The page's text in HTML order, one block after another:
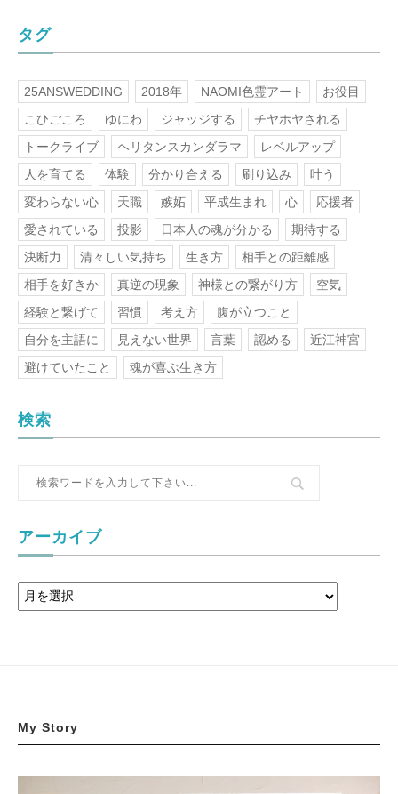
タグ
25ANSWEDDING 2018年 NAOMI色霊アート
お役目
こひごころ
ゆにわ ジャッジする
チヤホヤされる
トークライブ
ヘリタンスカンダラマ
レベルアップ
人を育てる
体験 分かり合える 刷り込み
叶う
変わらない心
天職 嫉妬 平成生まれ 心
応援者
愛されている
投影 日本人の魂が分かる
期待する
決断力
清々しい気持ち 生き方
相手との距離感
相手を好きか
真逆の現象 神様との繋がり方
空気
経験と繋げて
習慣 考え方
腹が立つこと
自分を主語に
見えない世界 言葉 認める
近江神宮
避けていたこと
魂が喜ぶ生き方
検索
アーカイブ
My Story